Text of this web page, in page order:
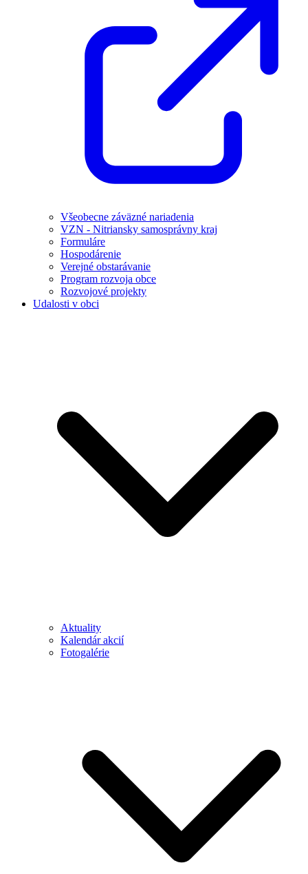
Všeobecne záväzné nariadenia
VZN - Nitriansky samosprávny kraj
Formuláre
Hospodárenie
Verejné obstarávanie
Program rozvoja obce
Rozvojové projekty
Udalosti v obci
Aktuality
Kalendár akcií
Fotogalérie